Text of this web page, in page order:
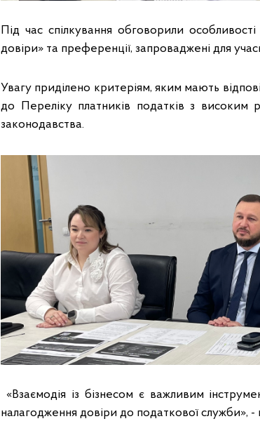
Під час спілкування обговорили
довіри» та преференції, запроваджені для
Увагу приділено критеріям, яким мають
до Переліку платників податків з високим
законодавства.
«Взаємодія із бізнесом є важливим
налагодження довіри до податкової служби», -